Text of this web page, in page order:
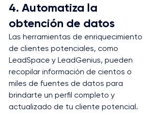
4. Automatiza la
obtención de datos
Las herramientas de enriquecimiento
de clientes potenciales, como
LeadSpace y LeadGenius, pueden
recopilar información de cientos o
miles de fuentes de datos para
brindarte un perfil completo y
actualizado de tu cliente potencial.